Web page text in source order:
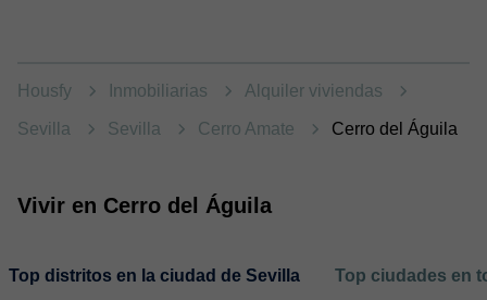
Housfy Inmobiliarias Alquiler viviendas
Sevilla Sevilla Cerro Amate Cerro del Águila
Vivir en Cerro del Águila
Top distritos en la ciudad de Sevilla Top ciudades en